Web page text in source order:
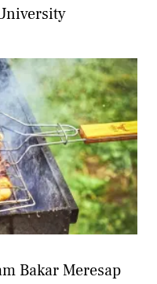
Bakar Meresap